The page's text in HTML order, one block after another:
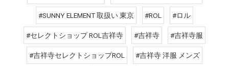
#SUNNY ELEMENT 取扱い 東京 #ROL #ロル
#セレクトショップ ROL吉祥寺 #吉祥寺 #吉祥寺服
#吉祥寺セレクトショップROL #吉祥寺 洋服 メンズ